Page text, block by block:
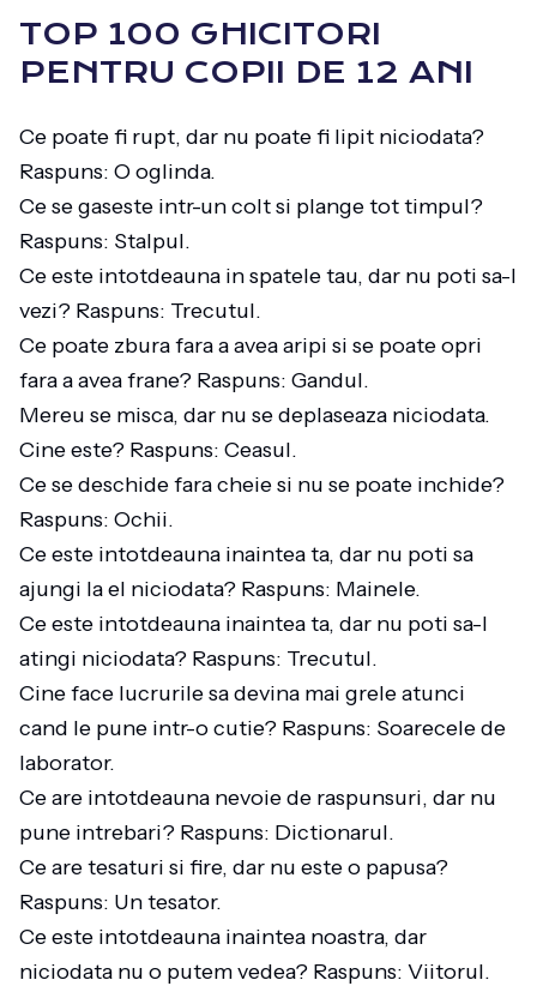
TOP 100 GHICITORI
PENTRU COPII DE 12 ANI
Ce poate fi rupt, dar nu poate fi lipit niciodata?
Raspuns: O oglinda.
Ce se gaseste intr-un colt si plange tot timpul?
Raspuns: Stalpul.
Ce este intotdeauna in spatele tau, dar nu poti sa-l
vezi? Raspuns: Trecutul.
Ce poate zbura fara a avea aripi si se poate opri
fara a avea frane? Raspuns: Gandul.
Mereu se misca, dar nu se deplaseaza niciodata.
Cine este? Raspuns: Ceasul.
Ce se deschide fara cheie si nu se poate inchide?
Raspuns: Ochii.
Ce este intotdeauna inaintea ta, dar nu poti sa
ajungi la el niciodata? Raspuns: Mainele.
Ce este intotdeauna inaintea ta, dar nu poti sa-l
atingi niciodata? Raspuns: Trecutul.
Cine face lucrurile sa devina mai grele atunci
cand le pune intr-o cutie? Raspuns: Soarecele de
laborator.
Ce are intotdeauna nevoie de raspunsuri, dar nu
pune intrebari? Raspuns: Dictionarul.
Ce are tesaturi si fire, dar nu este o papusa?
Raspuns: Un tesator.
Ce este intotdeauna inaintea noastra, dar
niciodata nu o putem vedea? Raspuns: Viitorul.